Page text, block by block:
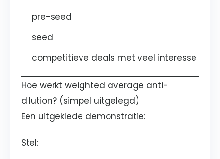
pre-seed
seed
competitieve deals met veel interesse
Hoe werkt weighted average anti-
dilution? (simpel uitgelegd)
Een uitgeklede demonstratie:
Stel: